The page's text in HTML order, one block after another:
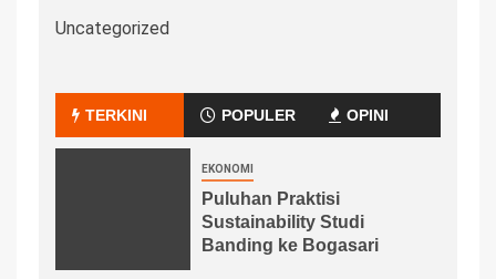
Uncategorized
TERKINI POPULER OPINI
EKONOMI
Puluhan Praktisi
Sustainability Studi
Banding ke Bogasari